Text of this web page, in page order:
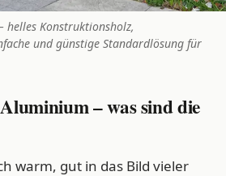
Konstruktionsholz,
und günstige Standardlösung für
– was sind die
warm, gut in das Bild vieler